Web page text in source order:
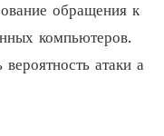
обращения к
компьютеров.
атаки а